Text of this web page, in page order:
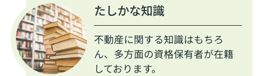
たしかな知識
不動産に関する知識はもちろ
ん、多方面の資格保有者が在籍
しております。